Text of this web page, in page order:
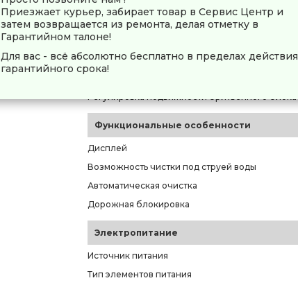
Система бритья
Способ бритья
Количество бритвенных секций
Плавающие головки
Регулировка подвижности бритвенного блока
Функциональные особенности
Дисплей
Возможность чистки под струей воды
Автоматическая очистка
Дорожная блокировка
Электропитание
Источник питания
Тип элементов питания
Приезжает курьер, забирает товар в Сервис Центр и
затем возвращается из ремонта, делая отметку в
Гарантийном талоне!
Для вас - всё абсолютно бесплатно в пределах действия
гарантийного срока!